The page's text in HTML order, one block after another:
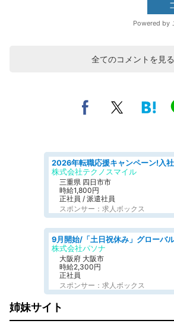
全てのコメントを見る
株式会社テクノスマイル
三重県 四日市市
時給1,800円
正社員 / 派遣社員
スポンサー：求人ボックス
株式会社パソナ
大阪府 大阪市
時給2,300円
正社員
スポンサー：求人ボックス
姉妹サイト